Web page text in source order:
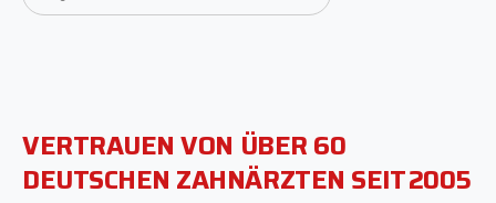
VERTRAUENVON ÜBER60
DEUTSCHEN ZAHNÄRZTEN SEIT 2005